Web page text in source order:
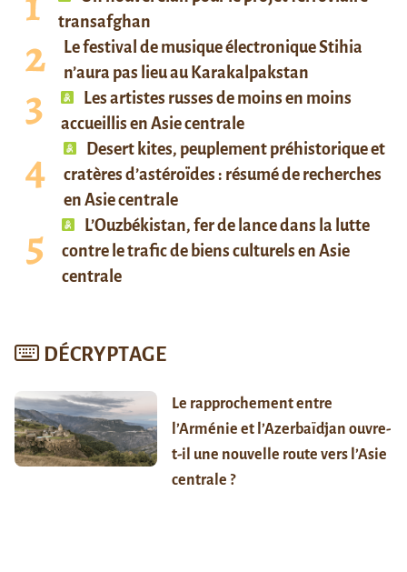
transafghan
Le festival de musique électronique Stihia
n’aura pas lieu au Karakalpakstan
Les artistes russes de moins en moins
accueillis en Asie centrale
Desert kites, peuplement préhistorique et
cratères d’astéroïdes : résumé de recherches
en Asie centrale
L’Ouzbékistan, fer de lance dans la lutte
contre le trafic de biens culturels en Asie
centrale
DÉCRYPTAGE
Le rapprochement entre
l’Arménie et l’Azerbaïdjan ouvre-
t-il une nouvelle route vers l’Asie
centrale ?